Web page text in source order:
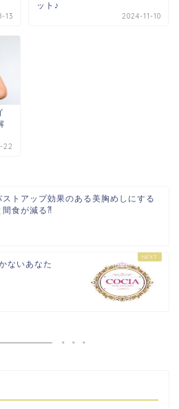
13
ット♪
2024-11-10
22
ストアップ効果のある美胸めしにする
間食が減る⁈
ないあなた